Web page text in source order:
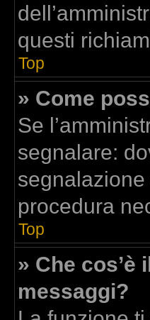
questi
Top
» Come
Se
segnalare:
procedura
Top
» Che
messaggi?